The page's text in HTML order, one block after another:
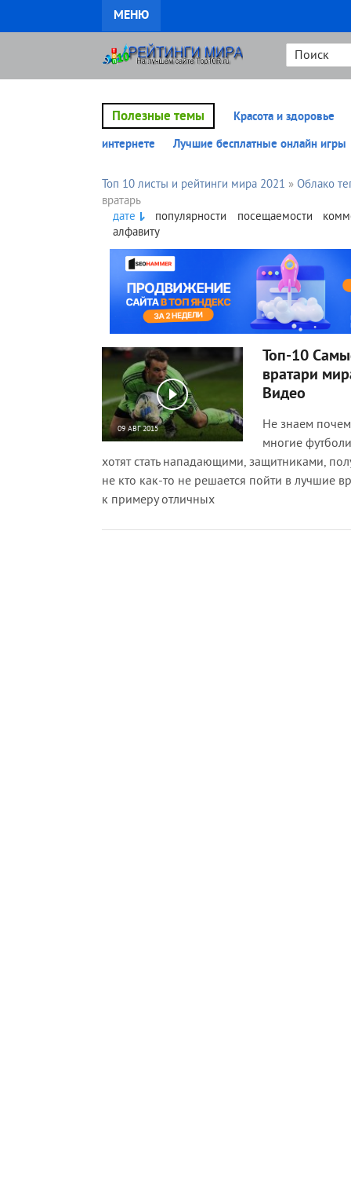
МЕНЮ
Полезные темы
Красота и здоровье
интернете
Лучшие бесплатные онлайн игры
Топ 10 листы и рейтинги мира 2021 » Облако
вратарь
дате
популярности посещаемости
алфавиту
09 АВГ 2015
Топ-10
вратари
Видео
Не знаем
многие
хотят стать нападающими, защитниками,
не кто как-то не решается пойти в лучшие
к примеру отличных